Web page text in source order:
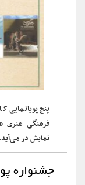
پنج پویانمایی
فرهنگی‌ هنری
نمایش در می‌آید.
جشنواره